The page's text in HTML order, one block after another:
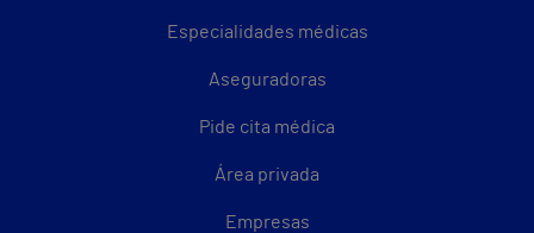
Especialidades médicas
Aseguradoras
Pide cita médica
Área privada
Empresas